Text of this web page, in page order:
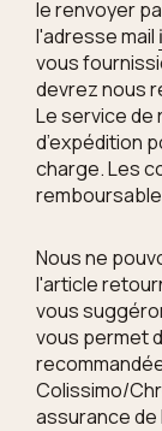
le renvoyer
l'adresse mail
vous
devrez nous
Le service de
d’expédition
charge. Les
Nous ne
l'article
vous
vous permet
Colissimo/
assurance de